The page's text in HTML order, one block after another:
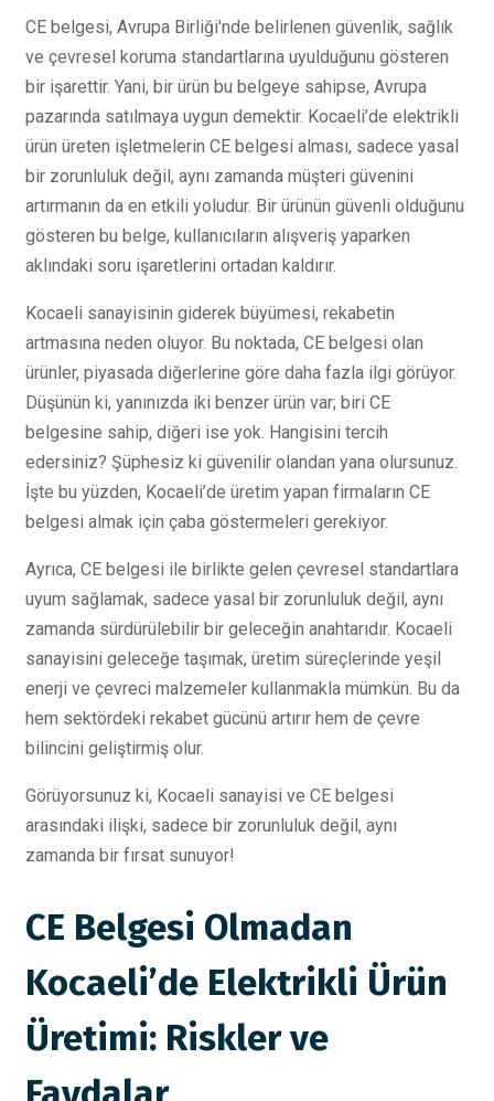
CE belgesi, Avrupa Birliği'nde belirlenen güvenlik, sağlık
ve çevresel koruma standartlarına uyulduğunu gösteren
bir işarettir. Yani, bir ürün bu belgeye sahipse, Avrupa
pazarında satılmaya uygun demektir. Kocaeli’de elektrikli
ürün üreten işletmelerin CE belgesi alması, sadece yasal
bir zorunluluk değil, aynı zamanda müşteri güvenini
artırmanın da en etkili yoludur. Bir ürünün güvenli olduğunu
gösteren bu belge, kullanıcıların alışveriş yaparken
aklındaki soru işaretlerini ortadan kaldırır.
Kocaeli sanayisinin giderek büyümesi, rekabetin
artmasına neden oluyor. Bu noktada, CE belgesi olan
ürünler, piyasada diğerlerine göre daha fazla ilgi görüyor.
Düşünün ki, yanınızda iki benzer ürün var; biri CE
belgesine sahip, diğeri ise yok. Hangisini tercih
edersiniz? Şüphesiz ki güvenilir olandan yana olursunuz.
İşte bu yüzden, Kocaeli’de üretim yapan firmaların CE
belgesi almak için çaba göstermeleri gerekiyor.
Ayrıca, CE belgesi ile birlikte gelen çevresel standartlara
uyum sağlamak, sadece yasal bir zorunluluk değil, aynı
zamanda sürdürülebilir bir geleceğin anahtarıdır. Kocaeli
sanayisini geleceğe taşımak, üretim süreçlerinde yeşil
enerji ve çevreci malzemeler kullanmakla mümkün. Bu da
hem sektördeki rekabet gücünü artırır hem de çevre
bilincini geliştirmiş olur.
Görüyorsunuz ki, Kocaeli sanayisi ve CE belgesi
arasındaki ilişki, sadece bir zorunluluk değil, aynı
zamanda bir fırsat sunuyor!
CE Belgesi Olmadan
Kocaeli’de Elektrikli Ürün
Üretimi: Riskler ve